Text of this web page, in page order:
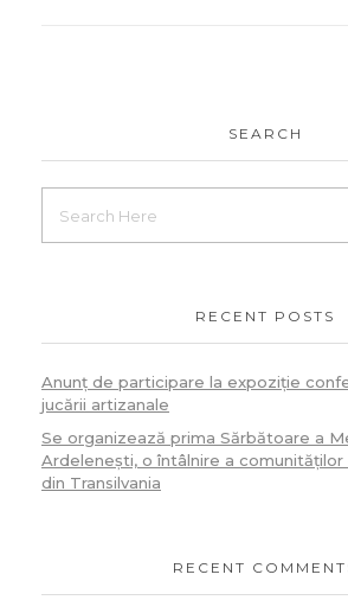
SEARCH
RECENT POSTS
Anunț de participare la expoziție
jucării artizanale
Se organizează prima Sărbătoare a
Ardelenești, o întâlnire a
din Transilvania
RECENT